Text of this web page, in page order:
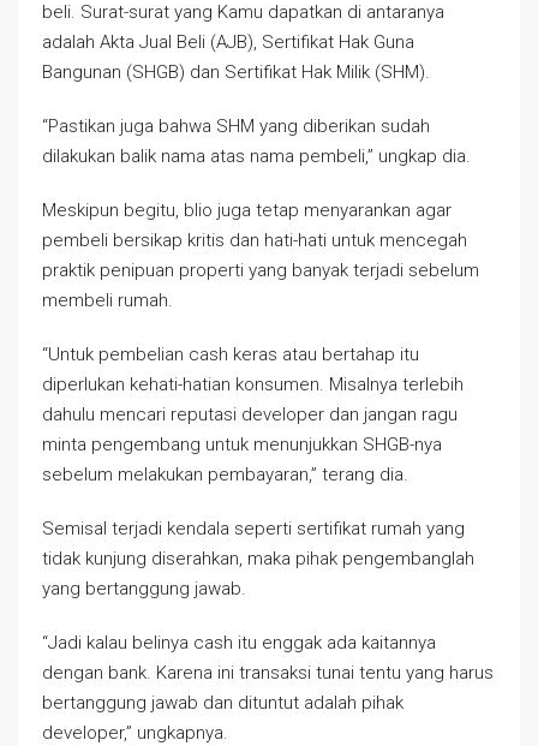
beli. Surat-surat yang Kamu dapatkan di antaranya
adalah Akta Jual Beli (AJB), Sertifikat Hak Guna
Bangunan (SHGB) dan Sertifikat Hak Milik (SHM).
“Pastikan juga bahwa SHM yang diberikan sudah
dilakukan balik nama atas nama pembeli,” ungkap dia.
Meskipun begitu, blio juga tetap menyarankan agar
pembeli bersikap kritis dan hati-hati untuk mencegah
praktik penipuan properti yang banyak terjadi sebelum
membeli rumah.
“Untuk pembelian cash keras atau bertahap itu
diperlukan kehati-hatian konsumen. Misalnya terlebih
dahulu mencari reputasi developer dan jangan ragu
minta pengembang untuk menunjukkan SHGB-nya
sebelum melakukan pembayaran,” terang dia.
Semisal terjadi kendala seperti sertifikat rumah yang
tidak kunjung diserahkan, maka pihak pengembanglah
yang bertanggung jawab.
“Jadi kalau belinya cash itu enggak ada kaitannya
dengan bank. Karena ini transaksi tunai tentu yang harus
bertanggung jawab dan dituntut adalah pihak
developer,” ungkapnya.